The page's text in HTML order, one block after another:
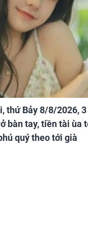
thứ Bảy 8/8/2026,
bàn tay, tiền tài ùa
quý theo tới già